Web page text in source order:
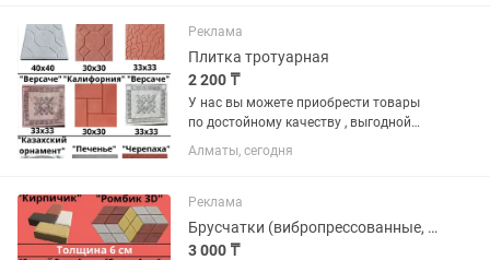
(мрамор)» , «ПЛИТКА» ,...
Реклама
Плитка тротуарная
2 200 ₸
У нас вы можете приобрести товары
по достойному качеству , выгодной
цене и по гарантии. В наличии имеются
различные виды на «БРУСЧАТКА» ,
(мрамор)» , «ПЛИТКА» ,...
Алматы, сегодня
Реклама
Брусчатки (вибропрессованные, вибролитые)
3 000 ₸